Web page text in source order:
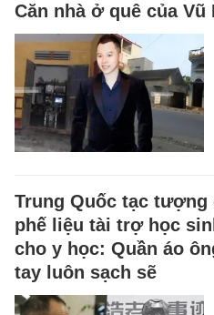
Căn nhà ở quê của Vũ
Trung Quốc tạc tượng
phế liệu tài trợ học
cho y học: Quần áo
tay luôn sạch sẽ